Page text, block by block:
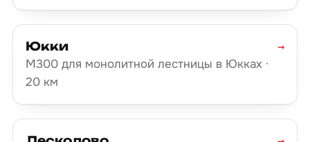
Юкки
М300 для монолитной лестницы в Юкках ·
20 км
→